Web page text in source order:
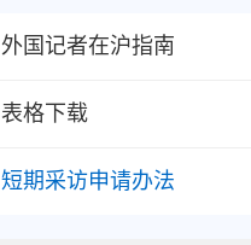
外国记者在沪指南
表格下载
短期采访申请办法